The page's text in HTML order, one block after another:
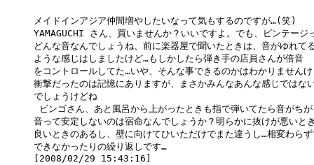
メイドインアジア仲間増やしたいなって気もするのですが…(笑)
YAMAGUCHI さん、買いませんか？いいですよ。でも、ビンテージ
どんな音なんでしょうね、前に楽器屋で聞いたときは、音がゆれて
ような感じはしましたけど…もしかしたら弾き手の店員さんが倍音
をコントロールしてた…いや、そんな事できるのかはわかりません
衝撃だったのは記憶にありますが、まさかみんなあんな感じではな
でしょうけどね
ビンゴさん、あと風呂から上がったときも指で弾いてたら音がち
音って安定しないのは宿命なんでしょうか？明らかに抜けが悪いと
良いときのあるし、壁に向けてひいただけでまた違うし…相変わら
できなかったりの繰り返しです…